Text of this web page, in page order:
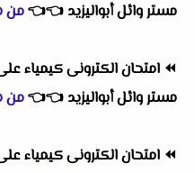
مستر وائل أبواليزيد 👈
👈من
⏪ امتحان الكترونى كيمياء
مستر وائل أبواليزيد 👈
👈من
⏪ امتحان الكترونى كيمياء